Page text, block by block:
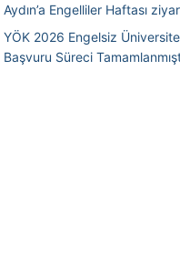
Aydın’a Engelliler Haftası
YÖK 2026 Engelsiz
Başvuru Süreci